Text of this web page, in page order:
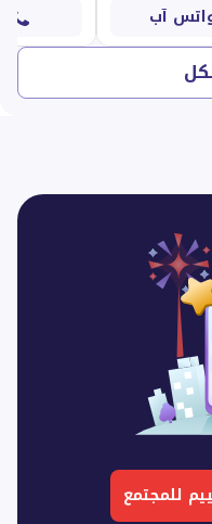
آب
للمجتمع